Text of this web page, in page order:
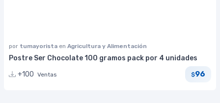
por tumayorista en Agricultura y Alimentación
Postre Ser Chocolate 100 gramos pack por 4 unidades
+100 Ventas $96